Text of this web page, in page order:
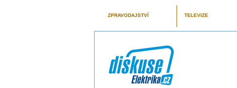
ZPRAVODAJSTVÍ TELEVIZE